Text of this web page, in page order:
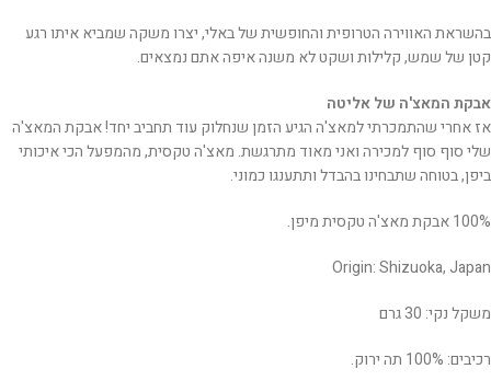
בהשראת האווירה הטרופית והחופשית של באלי, יצרו משקה שמביא איתו רגע
קטן של שמש, קלילות ושקט לא משנה איפה אתם נמצאים.
אבקת המאצ'ה של אליטה
אז אחרי שהתמכרתי למאצ'ה הגיע הזמן שנחלוק עוד תחביב יחד! אבקת המאצ'ה
שלי סוף סוף למכירה ואני מאוד מתרגשת. מאצ'ה טקסית, מהמפעל הכי איכותי
ביפן, בטוחה שתבחינו בהבדל ותתענגו כמוני.
100% אבקת מאצ'ה טקסית מיפן.
Origin: Shizuoka, Japan
משקל נקי: 30 גרם
רכיבים: 100% תה ירוק.